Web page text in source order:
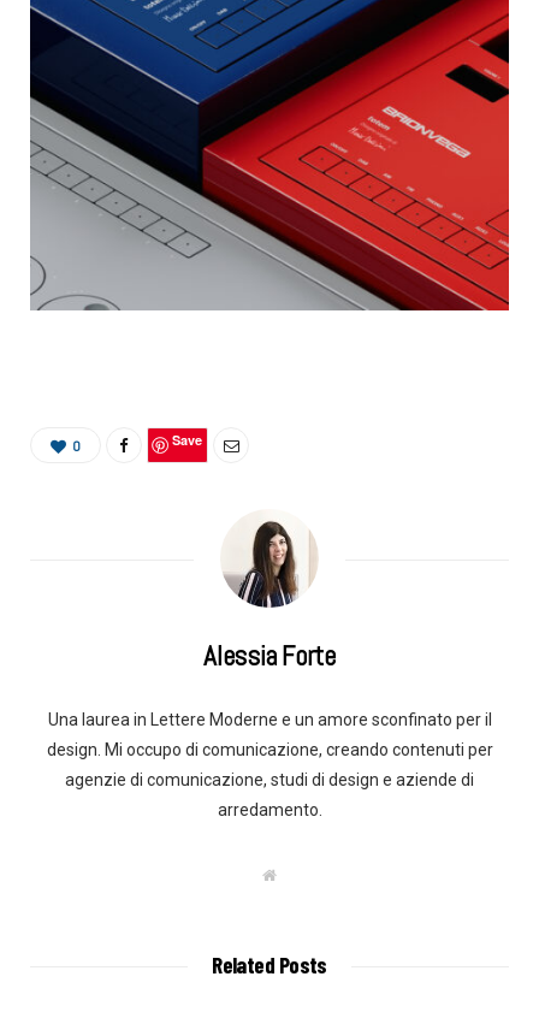
0 Save
Alessia Forte
Una laurea in Lettere Moderne e un amore sconfinato per il
design. Mi occupo di comunicazione, creando contenuti per
agenzie di comunicazione, studi di design e aziende di
arredamento.
W
Related Posts